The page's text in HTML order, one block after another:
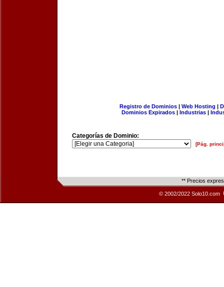
Registro de Dominios| Web Hosting |
Dominios Expirados | Industrias |
Categorías de Dominio:
[Pág.
** Precios
© 2002/2022 Solo10.com